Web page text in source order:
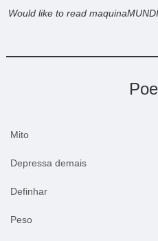
Would like to read
Mito
Depressa demais
Definhar
Peso